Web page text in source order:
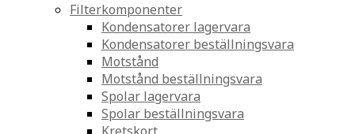
Filterkomponenter
Kondensatorer lagervara
Kondensatorer beställningsvara
Motstånd
Motstånd beställningsvara
Spolar lagervara
Spolar beställningsvara